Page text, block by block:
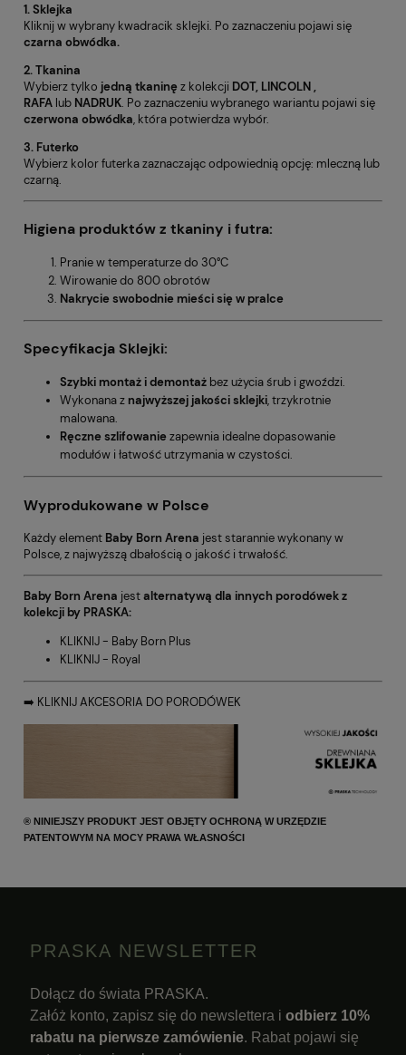
1. Sklejka
Kliknij w wybrany kwadracik sklejki. Po zaznaczeniu pojawi się
czarna obwódka.
2. Tkanina
Wybierz tylko jedną tkaninęz kolekcji DOT, LINCOLN ,
RAFA lub NADRUK. Po zaznaczeniu wybranego wariantu pojawi się
czerwona obwódka, która potwierdza wybór.
3. Futerko
Wybierz kolor futerka zaznaczając odpowiednią opcję: mleczną lub
czarną.
Higiena produktów z tkaniny i futra:
Pranie w temperaturze do 30°C
Wirowanie do 800 obrotów
Nakrycie swobodnie mieści się w pralce
Specyfikacja Sklejki:
Szybki montaż i demontaż bez użycia śrub i gwoździ.
Wykonana z najwyższej jakości sklejki, trzykrotnie
malowana.
Ręczne szlifowaniezapewnia idealne dopasowanie
modułów i łatwość utrzymania w czystości.
Wyprodukowane w Polsce
Każdy element Baby Born Arena jest starannie wykonany w
Polsce, z najwyższą dbałością o jakość i trwałość.
Baby Born Arena jestalternatywą dla innych porodówek z
kolekcji by PRASKA:
KLIKNIJ - Baby Born Plus
KLIKNIJ - Royal
➡️ KLIKNIJ AKCESORIA DO PORODÓWEK
® NINIEJSZY PRODUKT JEST OBJĘTY OCHRONĄ W URZĘDZIE
PATENTOWYM NA MOCY PRAWA WŁASNOŚCI
PRASKA NEWSLETTER
Dołącz do świata PRASKA.
Załóż konto, zapisz się do newslettera i odbierz 10%
rabatu na pierwsze zamówienie. Rabat pojawi się